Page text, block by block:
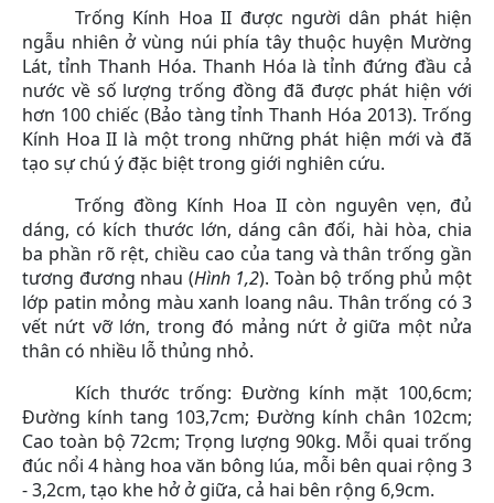
Trống Kính Hoa II được người dân phát hiện
ngẫu nhiên ở vùng núi phía tây thuộc huyện Mường
Lát, tỉnh Thanh Hóa. Thanh Hóa là tỉnh đứng đầu cả
nước về số lượng trống đồng đã được phát hiện với
hơn 100 chiếc (Bảo tàng tỉnh Thanh Hóa 2013). Trống
Kính Hoa II là một trong những phát hiện mới và đã
tạo sự chú ý đặc biệt trong giới nghiên cứu.
Trống đồng Kính Hoa II còn nguyên vẹn, đủ
dáng, có kích thước lớn, dáng cân đối, hài hòa, chia
ba phần rõ rệt, chiều cao của tang và thân trống gần
tương đương nhau (Hình 1,2). Toàn bộ trống phủ một
lớp patin mỏng màu xanh loang nâu. Thân trống có 3
vết nứt vỡ lớn, trong đó mảng nứt ở giữa một nửa
thân có nhiều lỗ thủng nhỏ.
Kích thước trống: Đường kính mặt 100,6cm;
Đường kính tang 103,7cm; Đường kính chân 102cm;
Cao toàn bộ 72cm; Trọng lượng 90kg. Mỗi quai trống
đúc nổi 4 hàng hoa văn bông lúa, mỗi bên quai rộng 3
- 3,2cm, tạo khe hở ở giữa, cả hai bên rộng 6,9cm.